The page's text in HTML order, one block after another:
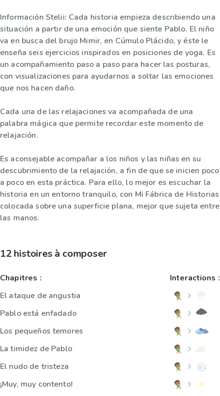
Información Stelii: Cada historia empieza describiendo una
situación a partir de una emoción que siente Pablo. El niño
va en busca del brujo Mimir, en Cúmulo Plácido, y éste le
enseña seis ejercicios inspirados en posiciones de yoga. Es
un acompañamiento paso a paso para hacer las posturas,
con visualizaciones para ayudarnos a soltar las emociones
que nos hacen daño.
Cada una de las relajaciones va acompañada de una
palabra mágica que permite recordar este momento de
relajación.
Es aconsejable acompañar a los niños y las niñas en su
descubrimiento de la relajación, a fin de que se inicien poco
a poco en esta práctica. Para ello, lo mejor es escuchar la
historia en un entorno tranquilo, con Mi Fábrica de Historias
colocada sobre una superficie plana, mejor que sujeta entre
las manos.
12 histoires à composer
Chapitres :
El ataque de angustia
Pablo está enfadado
Los pequeños temores
La timidez de Pablo
El nudo de tristeza
¡Muy, muy contento!
Interactions :